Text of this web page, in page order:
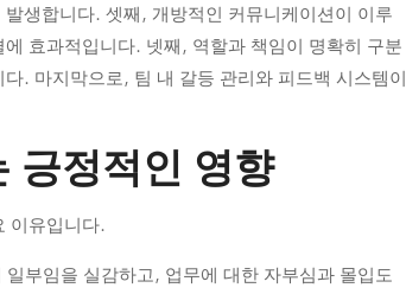
생합니다. 셋째, 개방적인 커뮤니케이션이 이루
효과적입니다. 넷째, 역할과 책임이 명확히 구분
. 마지막으로, 팀 내 갈등 관리와 피드백 시스템이
긍정적인 영향
이유입니다.
부임을 실감하고, 업무에 대한 자부심과 몰입도